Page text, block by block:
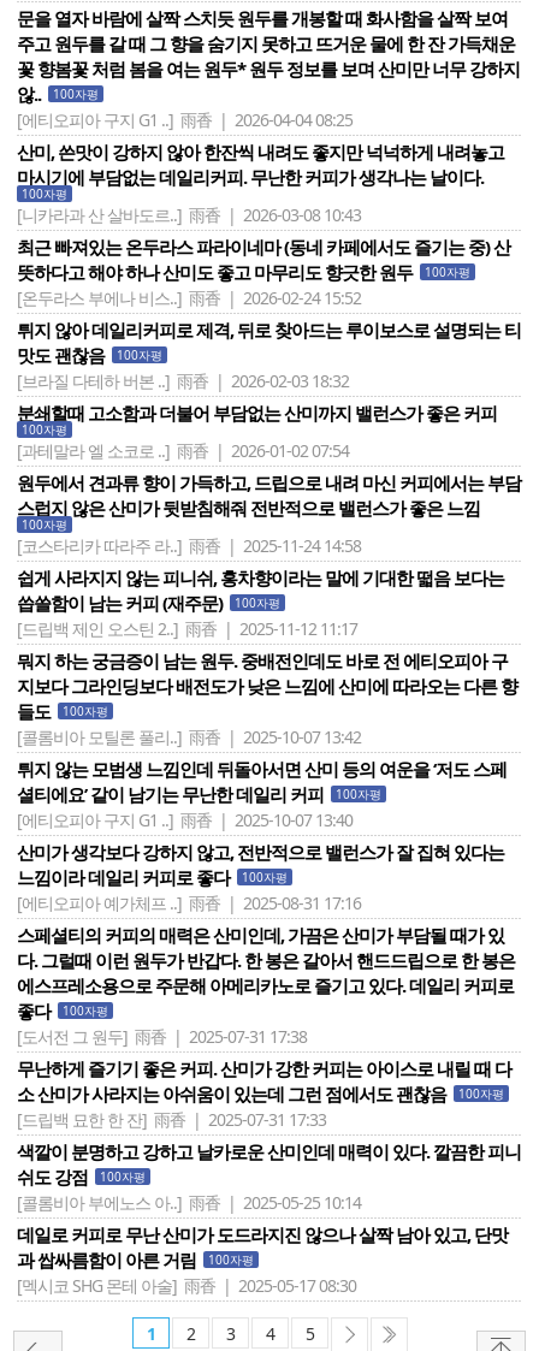
문을 열자 바람에 살짝 스치듯 원두를 개봉할 때 화사함을 살짝 보여
주고 원두를 갈 때 그 향을 숨기지 못하고 뜨거운 물에 한 잔 가득채운
꽃 향봄꽃 처럼 봄을 여는 원두* 원두 정보를 보며 산미만 너무 강하지
않..
100자평
[에티오피아 구지 G1 ..] 雨香 | 2026-04-04 08:25
산미, 쓴맛이 강하지 않아 한잔씩 내려도 좋지만 넉넉하게 내려놓고
마시기에 부담없는 데일리커피. 무난한 커피가 생각나는 날이다.
100자평
[니카라과 산 살바도르..] 雨香 | 2026-03-08 10:43
최근 빠져있는 온두라스 파라이네마 (동네 카페에서도 즐기는 중) 산
뜻하다고 해야 하나 산미도 좋고 마무리도 향긋한 원두
100자평
[온두라스 부에나 비스..] 雨香 | 2026-02-24 15:52
튀지 않아 데일리커피로 제격, 뒤로 찾아드는 루이보스로 설명되는 티
맛도 괜찮음
100자평
[브라질 다테하 버본 ..] 雨香 | 2026-02-03 18:32
분쇄할때 고소함과 더불어 부담없는 산미까지 밸런스가 좋은 커피
100자평
[과테말라 엘 소코로 ..] 雨香 | 2026-01-02 07:54
원두에서 견과류 향이 가득하고, 드립으로 내려 마신 커피에서는 부담
스럽지 않은 산미가 뒷받침해줘 전반적으로 밸런스가 좋은 느낌
100자평
[코스타리카 따라주 라..] 雨香 | 2025-11-24 14:58
쉽게 사라지지 않는 피니쉬, 홍차향이라는 말에 기대한 떫음 보다는
씁쓸함이 남는 커피 (재주문)
100자평
[드립백 제인 오스틴 2..] 雨香 | 2025-11-12 11:17
뭐지 하는 궁금증이 남는 원두. 중배전인데도 바로 전 에티오피아 구
지보다 그라인딩보다 배전도가 낮은 느낌에 산미에 따라오는 다른 향
들도
100자평
[콜롬비아 모틸론 풀리..] 雨香 | 2025-10-07 13:42
튀지 않는 모범생 느낌인데 뒤돌아서면 산미 등의 여운을 ‘저도 스페
셜티에요’ 같이 남기는 무난한 데일리 커피
100자평
[에티오피아 구지 G1 ..] 雨香 | 2025-10-07 13:40
산미가 생각보다 강하지 않고, 전반적으로 밸런스가 잘 집혀 있다는
느낌이라 데일리 커피로 좋다
100자평
[에티오피아 예가체프 ..] 雨香 | 2025-08-31 17:16
스페셜티의 커피의 매력은 산미인데, 가끔은 산미가 부담될 때가 있
다. 그럴때 이런 원두가 반갑다. 한 봉은 갈아서 핸드드립으로 한 봉은
에스프레소용으로 주문해 아메리카노로 즐기고 있다. 데일리 커피로
좋다
100자평
[도서전 그 원두] 雨香 | 2025-07-31 17:38
무난하게 즐기기 좋은 커피. 산미가 강한 커피는 아이스로 내릴 때 다
소 산미가 사라지는 아쉬움이 있는데 그런 점에서도 괜찮음
100자평
[드립백 묘한 한 잔] 雨香 | 2025-07-31 17:33
색깔이 분명하고 강하고 날카로운 산미인데 매력이 있다. 깔끔한 피니
쉬도 강점
100자평
[콜롬비아 부에노스 아..] 雨香 | 2025-05-25 10:14
데일로 커피로 무난 산미가 도드라지진 않으나 살짝 남아 있고, 단맛
과 쌉싸름함이 아른 거림
100자평
[멕시코 SHG 몬테 아술] 雨香 | 2025-05-17 08:30
1 2 3 4 5